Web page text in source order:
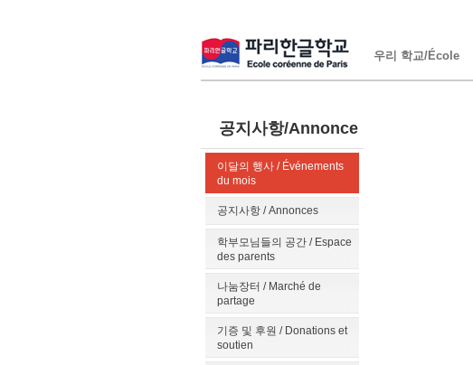
우리 학교/École
공지사항/Annonce
이달의 행사 / Événements
du mois
공지사항 / Annonces
학부모님들의 공간 / Espace
des parents
나눔장터 / Marché de
partage
기증 및 후원 / Donations et
soutien